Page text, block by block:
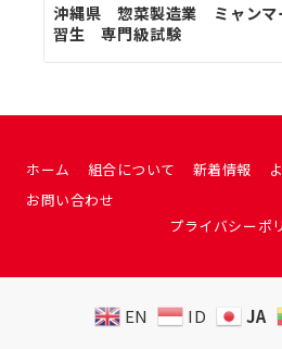
沖縄県 惣菜製造業 ミャンマ
習生 専門級試験
ホーム 組合について 新着情報
お問い合わせ
プライバシーポ
EN ID JA